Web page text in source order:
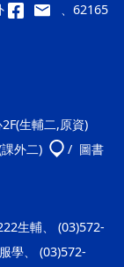
、62165
生輔二,原資)
外二)
/ 圖書
生輔、 (03)572-
學、 (03)572-